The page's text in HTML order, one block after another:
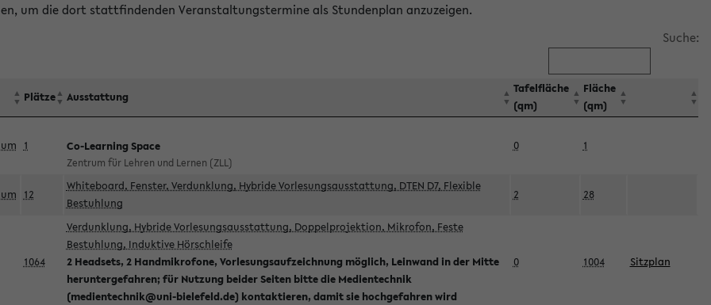
um die dort stattfindenden Veranstaltungstermine als Stundenplan anzuzeigen.
Suche:
Plätze Ausstattung
Tafelfläche
(qm)
Fläche
(qm)
1 Co-Learning Space
Zentrum für Lehren und Lernen (ZLL)
0 1
12
Whiteboard, Fenster, Verdunklung, Hybride Vorlesungsausstattung, DTEN D7, Flexible
Bestuhlung
2 28
1064
Verdunklung, Hybride Vorlesungsausstattung, Doppelprojektion, Mikrofon, Feste
Bestuhlung, Induktive Hörschleife
2 Headsets, 2 Handmikrofone, Vorlesungsaufzeichnung möglich, Leinwand in der Mitte
heruntergefahren; für Nutzung beider Seiten bitte die Medientechnik
(medientechnik@uni-bielefeld.de) kontaktieren, damit sie hochgefahren wird
0 1004 Sitzplan